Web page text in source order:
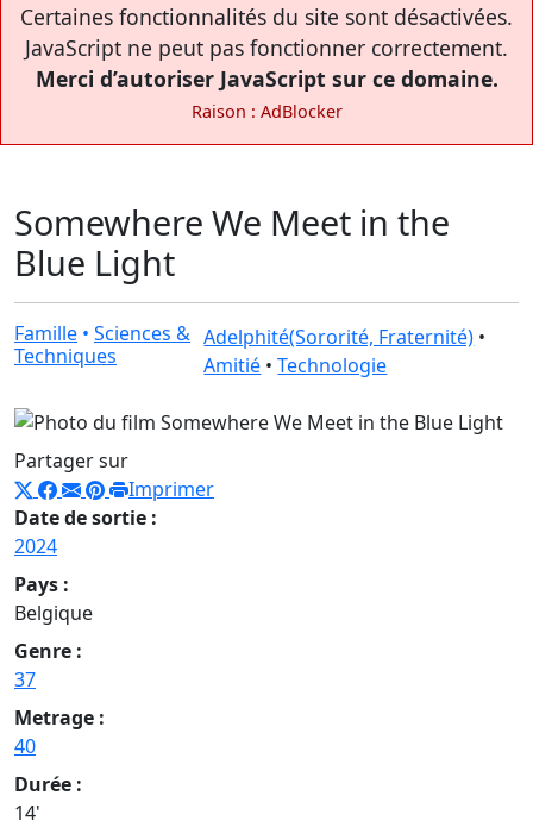
Certaines fonctionnalités du site sont désactivées.
JavaScript ne peut pas fonctionner correctement.
Merci d’autoriser JavaScript sur ce domaine.
Raison : AdBlocker
Somewhere We Meet in the
Blue Light
Famille • Sciences &
Techniques
Adelphité(Sororité, Fraternité) •
Amitié •Technologie
Partager sur
Imprimer
Date de sortie :
2024
Pays :
Belgique
Genre :
37
Metrage :
40
Durée :
14'